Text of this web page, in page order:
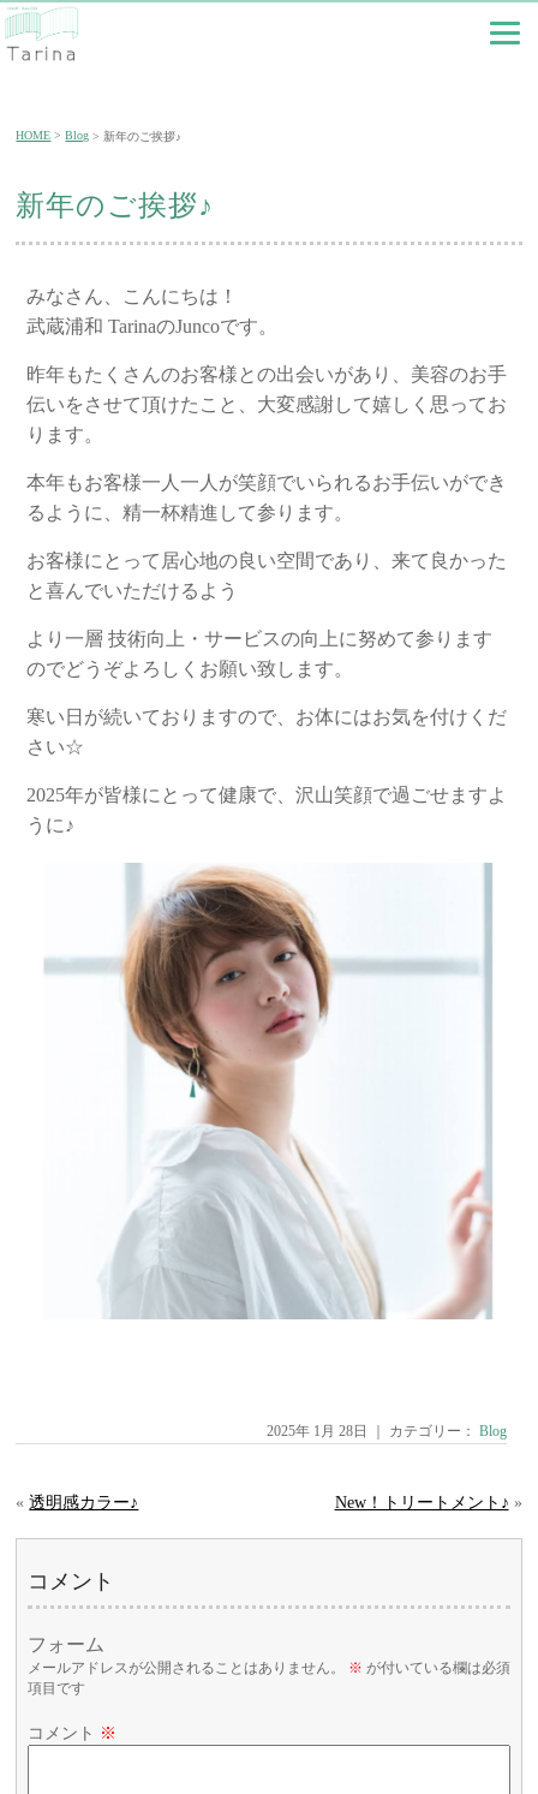
HOME Blog 新年のご挨拶♪
新年のご挨拶♪
みなさん、こんにちは！
武蔵浦和 TarinaのJuncoです。
昨年もたくさんのお客様との出会いがあり、美容のお手
伝いをさせて頂けたこと、大変感謝して嬉しく思ってお
ります。
本年もお客様一人一人が笑顔でいられるお手伝いができ
るように、精一杯精進して参ります。
お客様にとって居心地の良い空間であり、来て良かった
と喜んでいただけるよう
より一層 技術向上・サービスの向上に努めて参ります
のでどうぞよろしくお願い致します。
寒い日が続いておりますので、お体にはお気を付けくだ
さい☆
2025年が皆様にとって健康で、沢山笑顔で過ごせますよ
うに♪
2025年 1月 28日 ｜ カテゴリー： Blog
«透明感カラー♪ New！トリートメント♪ »
コメント
フォーム
メールアドレスが公開されることはありません。 ※ が付いている欄は必須
項目です
コメント ※